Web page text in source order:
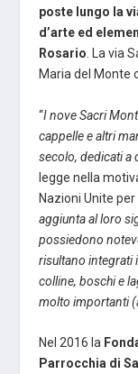
poste lungo la
d’arte ed
Rosario. La via
Maria del Monte
“I nove Sacri
cappelle e altri
secolo, dedicati a
legge nella
Nazioni Unite
aggiunta al loro
possiedono
risultano integrati
colline, boschi e
molto importanti
Nel 2016 la
Parrocchia di